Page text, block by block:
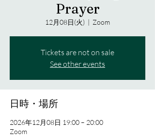
Prayer
12月08日(火)
  |
Zoom
Tickets are not on sale
See other events
日時・場所
2026年12月08日 19:00 – 20:00
Zoom